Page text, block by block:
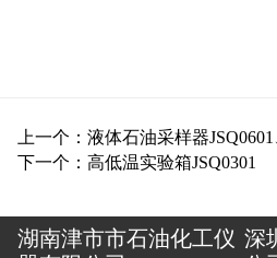
上一个：液体石油采样器JSQ0601
下一个：高低温实验箱JSQ0301
湖南津市市石油化工仪 深